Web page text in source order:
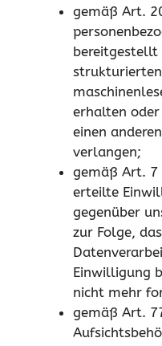
gemäß Art.
bereitgestellt
erhalten
einen
verlangen;
gemäß Art. 7
erteilte
gegenüber
zur Folge,
Einwilligung
nicht mehr
gemäß Art.